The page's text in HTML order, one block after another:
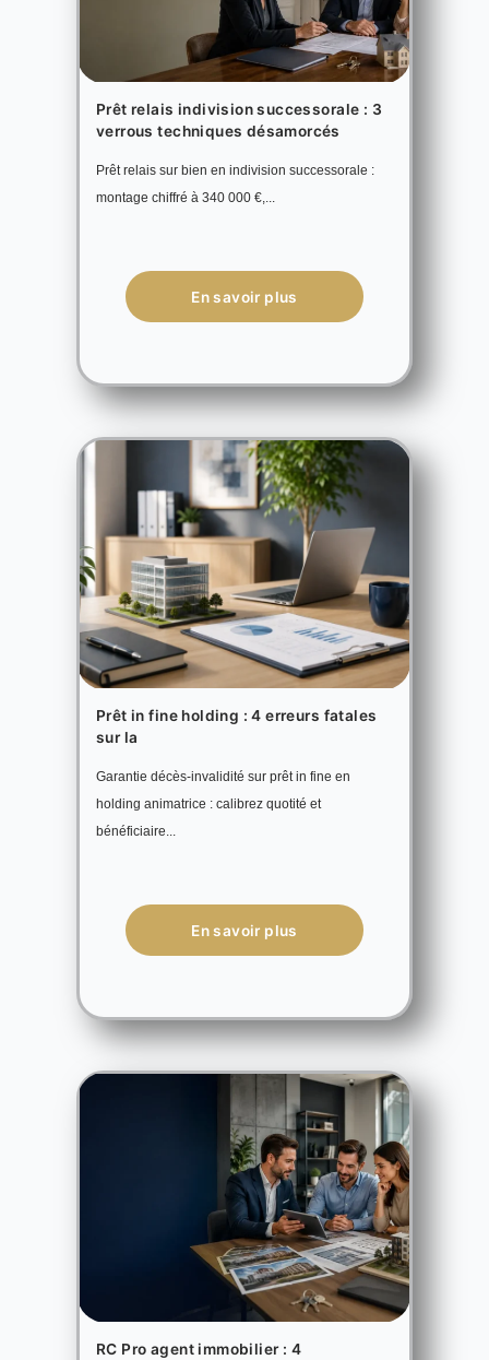
Prêt relais indivision successorale : 3
verrous techniques désamorcés
Prêt relais sur bien en indivision successorale :
montage chiffré à 340 000 €,...
En savoir plus
Prêt in fine holding : 4 erreurs fatales
sur la
Garantie décès-invalidité sur prêt in fine en
holding animatrice : calibrez quotité et
bénéficiaire...
En savoir plus
RC Pro agent immobilier : 4